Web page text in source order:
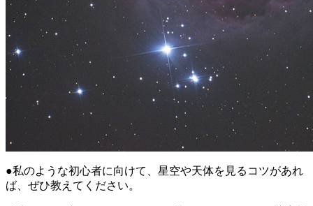
●私のような初心者に向けて、星空や天体を見るコツがあれ
ば、ぜひ教えてください。